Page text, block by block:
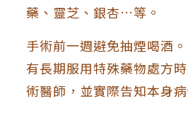
藥、靈芝、銀杏…等。
手術前一週避免抽煙喝酒。
有長期服用特殊藥物處方
術醫師，並實際告知本身